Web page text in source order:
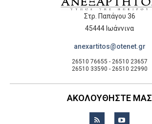
Στρ. Παπάγου 36
45444 Ιωάννινα
anexartitos@otenet.gr
26510 76655 - 26510 23657
26510 33590 - 26510 22990
ΑΚΟΛΟΥΘΗΣΤΕ ΜΑΣ